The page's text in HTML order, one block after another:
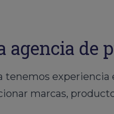
agencia de
experiencia
marcas,